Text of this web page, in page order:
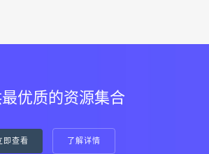
优质的资源集合
即查看 了解详情